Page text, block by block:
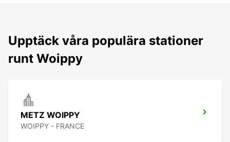
Upptäck våra populära stationer
runt Woippy
METZ WOIPPY
WOIPPY - FRANCE